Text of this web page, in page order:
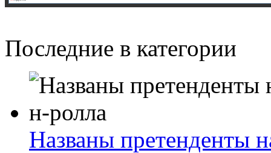
Последние в категории
Названы претенденты